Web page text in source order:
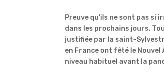
Preuve qu’ils ne sont pas
dans les prochains jours.
justifiée par la saint-
en France ont fêté le Nouvel
niveau habituel avant la